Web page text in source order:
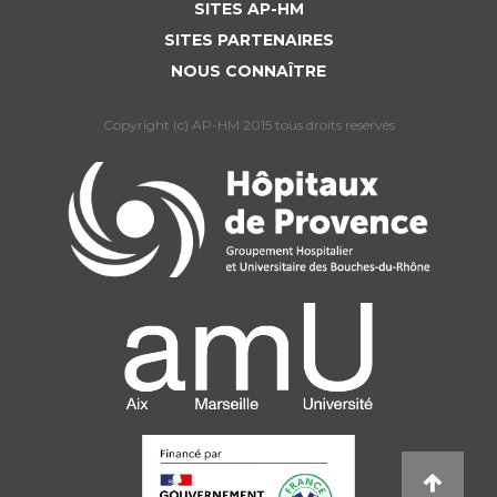
Nos indicateurs qualité et de sécurité des soins
Protection des données
Les recherches en santé à l’AP-HM
Lieu de santé sans tabac
Liste des marchés conclus
Documents utiles
SITES AP-HM
SITES PARTENAIRES
NOUS CONNAÎTRE
Copyright (c) AP-HM 2015 tous droits reservés